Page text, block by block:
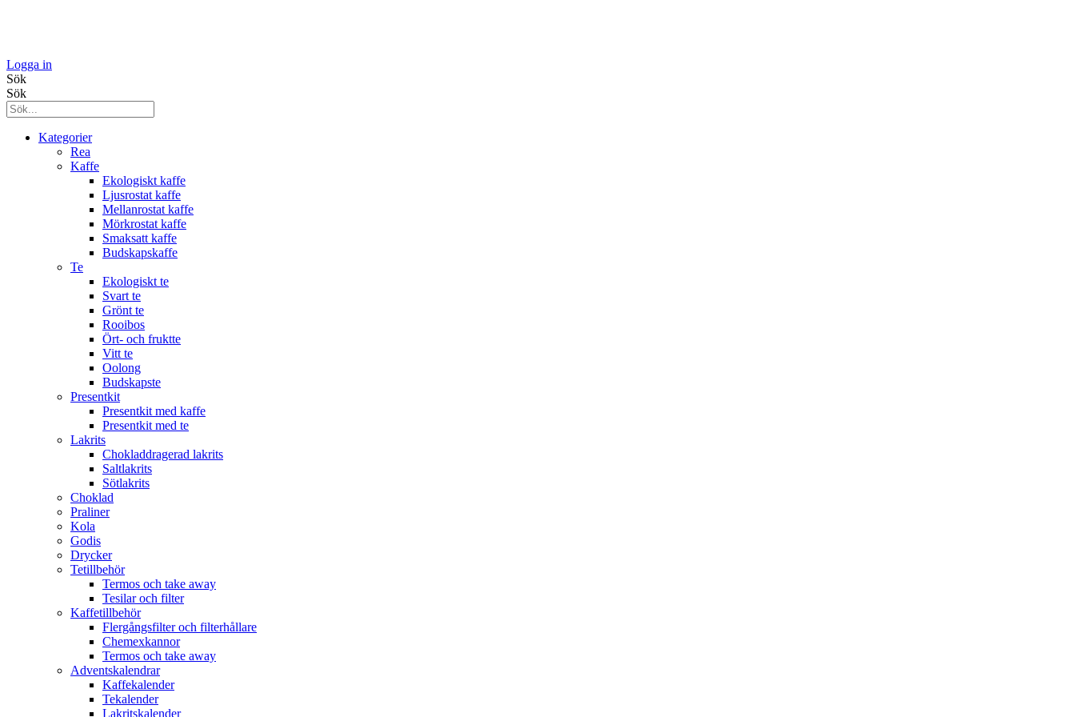
Logga in
Sök
Sök
Kategorier
Rea
Kaffe
Ekologiskt kaffe
Ljusrostat kaffe
Mellanrostat kaffe
Mörkrostat kaffe
Smaksatt kaffe
Budskapskaffe
Te
Ekologiskt te
Svart te
Grönt te
Rooibos
Ört- och fruktte
Vitt te
Oolong
Budskapste
Presentkit
Presentkit med kaffe
Presentkit med te
Lakrits
Chokladdragerad lakrits
Saltlakrits
Sötlakrits
Choklad
Praliner
Kola
Godis
Drycker
Tetillbehör
Termos och take away
Tesilar och filter
Kaffetillbehör
Flergångsfilter och filterhållare
Chemexkannor
Termos och take away
Adventskalendrar
Kaffekalender
Tekalender
Lakritskalender